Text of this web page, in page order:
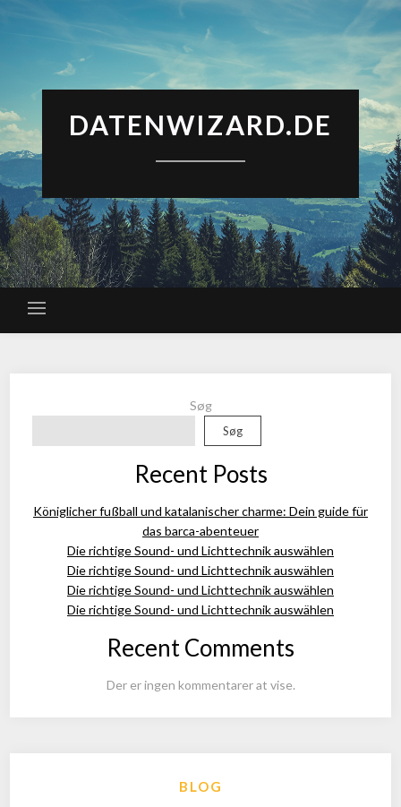
DATENWIZARD.DE
Søg
Søg
Recent Posts
Königlicher fußball und katalanischer charme: Dein guide für
das barca-abenteuer
Die richtige Sound- und Lichttechnik auswählen
Die richtige Sound- und Lichttechnik auswählen
Die richtige Sound- und Lichttechnik auswählen
Die richtige Sound- und Lichttechnik auswählen
Recent Comments
Der er ingen kommentarer at vise.
BLOG